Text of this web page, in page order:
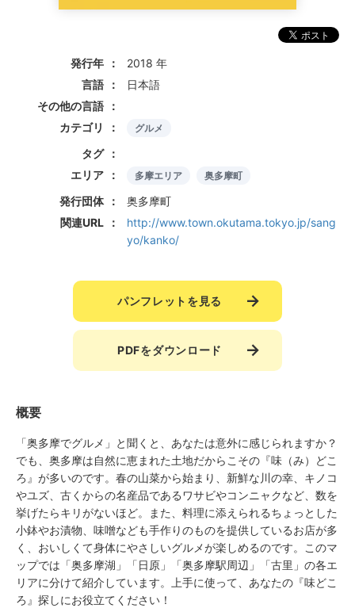
発行年
2018 年
言語
日本語
その他の言語
カテゴリ
グルメ
タグ
エリア
多摩エリア 奥多摩町
発行団体
奥多摩町
関連URL
http://www.town.okutama.tokyo.jp/sang
yo/kanko/
パンフレットを見る
PDFをダウンロード
概要
「奥多摩でグルメ」と聞くと、あなたは意外に感じられますか？
でも、奥多摩は自然に恵まれた土地だからこその『味（み）どこ
ろ』が多いのです。春の山菜から始まり、新鮮な川の幸、キノコ
やユズ、古くからの名産品であるワサビやコンニャクなど、数を
挙げたらキリがないほど。また、料理に添えられるちょっとした
小鉢やお漬物、味噌なども手作りのものを提供しているお店が多
く、おいしくて身体にやさしいグルメが楽しめるのです。このマ
ップでは「奥多摩湖」「日原」「奥多摩駅周辺」「古里」の各エ
リアに分けて紹介しています。上手に使って、あなたの『味どこ
ろ』探しにお役立てください！